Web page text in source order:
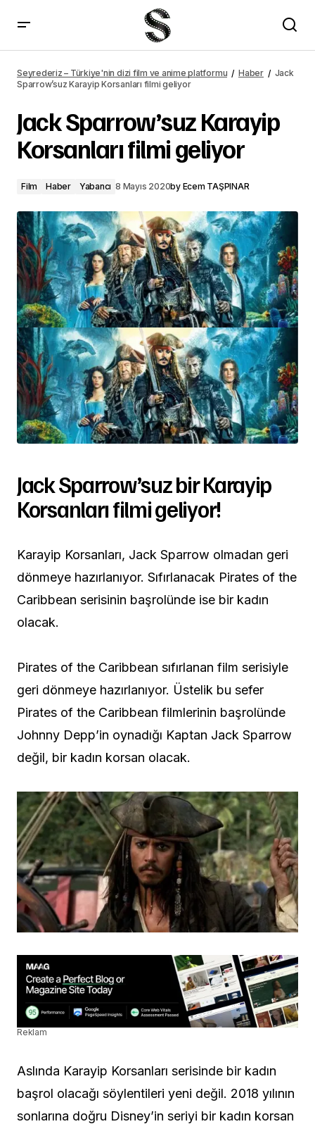
Seyrederiz – Türkiye'nin dizi film ve anime platformu Haber
Jack
Sparrow’suz Karayip Korsanları filmi geliyor
Jack Sparrow’suz Karayip
Korsanları filmi geliyor
Film Haber Yabancı 8 Mayıs 2020by Ecem TAŞPINAR
Jack Sparrow’suz bir Karayip
Korsanları filmi geliyor!
Karayip Korsanları, Jack Sparrow olmadan geri
dönmeye hazırlanıyor. Sıfırlanacak Pirates of the
Caribbean serisinin başrolünde ise bir kadın
olacak.
Pirates of the Caribbean sıfırlanan film serisiyle
geri dönmeye hazırlanıyor. Üstelik bu sefer
Pirates of the Caribbean filmlerinin başrolünde
Johnny Depp’in oynadığı Kaptan Jack Sparrow
değil, bir kadın korsan olacak.
Reklam
Aslında Karayip Korsanları serisinde bir kadın
başrol olacağı söylentileri yeni değil. 2018 yılının
sonlarına doğru Disney’in seriyi bir kadın korsan